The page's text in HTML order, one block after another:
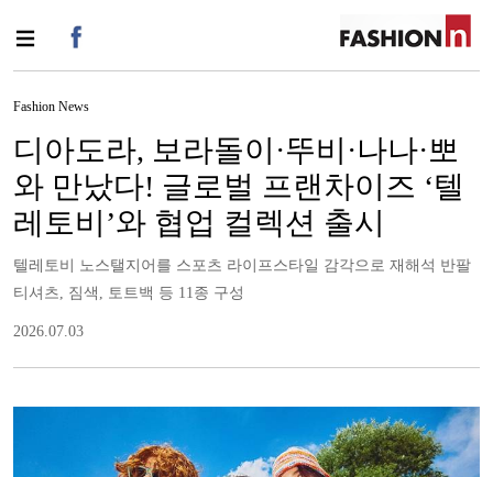
Fashion News
디아도라, 보라돌이·뚜비·나나·뽀
와 만났다! 글로벌 프랜차이즈 ‘텔
레토비’와 협업 컬렉션 출시
텔레토비 노스탤지어를 스포츠 라이프스타일 감각으로 재해석 반팔
티셔츠, 짐색, 토트백 등 11종 구성
2026.07.03